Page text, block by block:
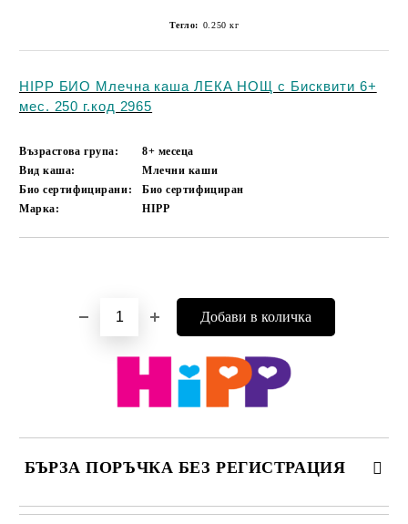
Тегло: 0.250 кг
HIPP БИО Млечна каша ЛЕКА НОЩ с Бисквити 6+
мес. 250 г.код 2965
Възрастова група:
8+ месеца
Вид каша:
Млечни каши
Био сертифицирани:
Био сертифициран
Марка:
HIPP
БЪРЗА ПОРЪЧКА БЕЗ РЕГИСТРАЦИЯ
САМО ПОПЪЛНЕТЕ 4 ПОЛЕТА